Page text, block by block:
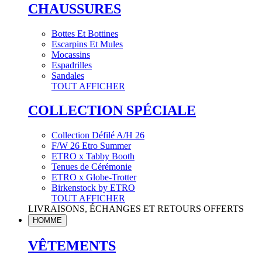
CHAUSSURES
Bottes Et Bottines
Escarpins Et Mules
Mocassins
Espadrilles
Sandales
TOUT AFFICHER
COLLECTION SPÉCIALE
Collection Défilé A/H 26
F/W 26 Etro Summer
ETRO x Tabby Booth
Tenues de Cérémonie
ETRO x Globe-Trotter
Birkenstock by ETRO
TOUT AFFICHER
LIVRAISONS, ÉCHANGES ET RETOURS OFFERTS
HOMME
VÊTEMENTS